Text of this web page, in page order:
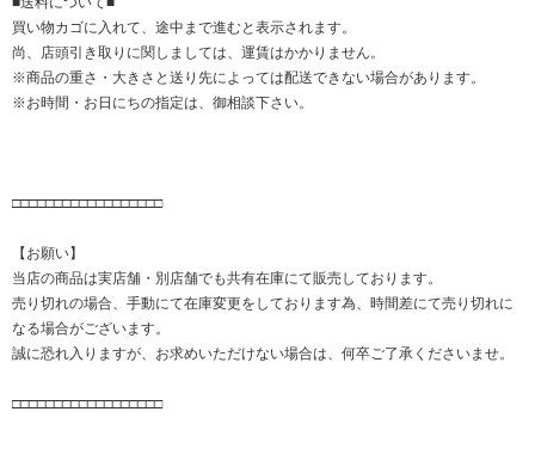
買い物カゴに入れて、途中まで進むと表示されます。
尚、店頭引き取りに関しましては、運賃はかかりません。
※商品の重さ・大きさと送り先によっては配送できない場合があります。
※お時間・お日にちの指定は、御相談下さい。
□□□□□□□□□□□□□□□□□□
【お願い】
当店の商品は実店舗・別店舗でも共有在庫にて販売しております。
売り切れの場合、手動にて在庫変更をしております為、時間差にて売り切れに
なる場合がございます。
誠に恐れ入りますが、お求めいただけない場合は、何卒ご了承くださいませ。
□□□□□□□□□□□□□□□□□□